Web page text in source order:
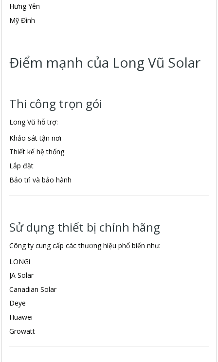
Hưng Yên
Mỹ Đình
Điểm mạnh của Long Vũ Solar
Thi công trọn gói
Long Vũ hỗ trợ:
Khảo sát tận nơi
Thiết kế hệ thống
Lắp đặt
Bảo trì và bảo hành
Sử dụng thiết bị chính hãng
Công ty cung cấp các thương hiệu phổ biến như:
LONGi
JA Solar
Canadian Solar
Deye
Huawei
Growatt